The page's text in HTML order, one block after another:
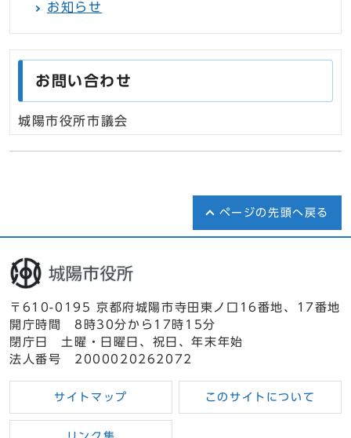
お知らせ
お問い合わせ
城陽市役所市議会
ページの先頭へ戻る
〒610-0195 京都府城陽市寺田東ノ口16番地、17番地
開庁時間 8時30分から17時15分
閉庁日 土曜・日曜日、祝日、年末年始
法人番号 2000020262072
サイトマップ このサイトについて